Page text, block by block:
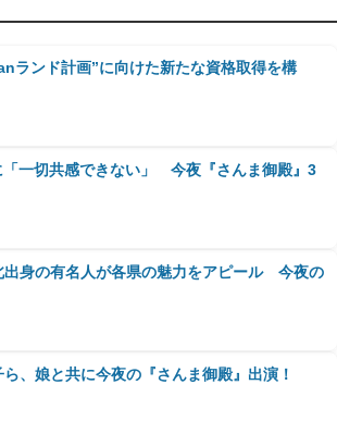
ランド計画”に向けた新たな資格取得を構
一切共感できない」 今夜『さんま御殿』3
出身の有名人が各県の魅力をアピール 今夜の
、娘と共に今夜の『さんま御殿』出演！